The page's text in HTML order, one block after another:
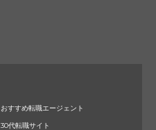
おすすめ転職エージェント
30代転職サイト